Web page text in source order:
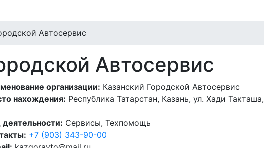
Автосервис
Автосервис
организации: Казанский Городской Автосервис
нахождения: Республика Татарстан, Казань, ул. Хади Такташа,
Сервисы, Техпомощь
+7 (903) 343-90-00